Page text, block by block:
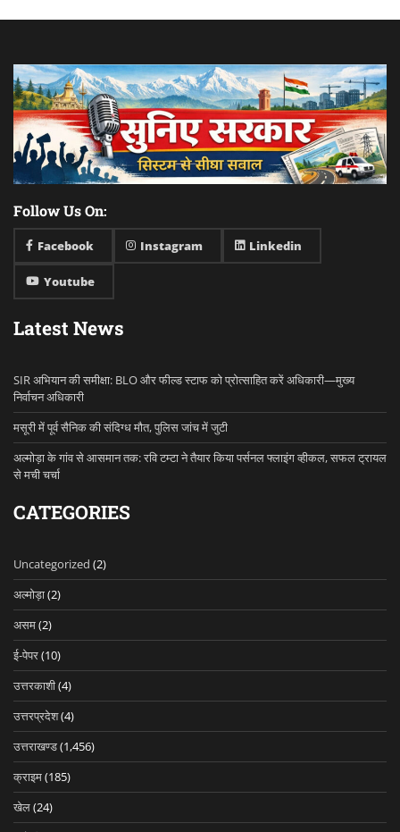
Follow Us On:
Facebook Instagram Linkedin
Youtube
Latest News
SIR अभियान की समीक्षा: BLO और फील्ड स्टाफ को प्रोत्साहित करें अधिकारी—मुख्य
निर्वाचन अधिकारी
मसूरी में पूर्व सैनिक की संदिग्ध मौत, पुलिस जांच में जुटी
अल्मोड़ा के गांव से आसमान तक: रवि टम्टा ने तैयार किया पर्सनल फ्लाइंग व्हीकल, सफल ट्रायल
से मची चर्चा
CATEGORIES
Uncategorized (2)
अल्मोड़ा(2)
असम(2)
ई-पेपर(10)
उत्तरकाशी(4)
उत्तरप्रदेश(4)
उत्तराखण्ड(1,456)
क्राइम(185)
खेल(24)